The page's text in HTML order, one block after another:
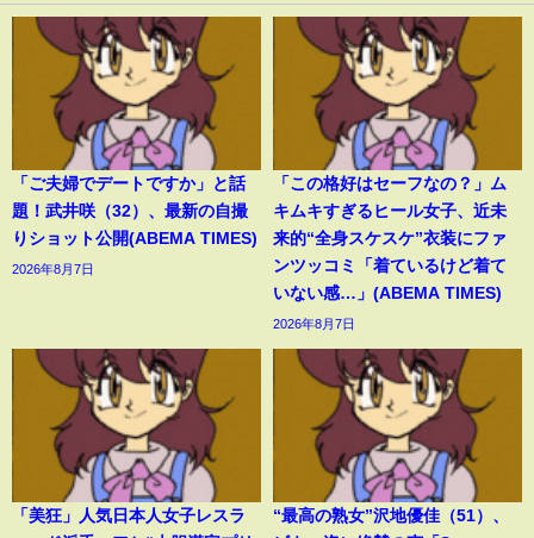
「ご夫婦でデートですか」と話
題！武井咲（32）、最新の自撮
りショット公開(ABEMA TIMES)
2026年8月7日
「この格好はセーフなの？」ム
キムキすぎるヒール女子、近未
来的“全身スケスケ”衣装にファ
ンツッコミ「着ているけど着て
いない感…」(ABEMA TIMES)
2026年8月7日
「美狂」人気日本人女子レスラ
“最高の熟女”沢地優佳（51）、